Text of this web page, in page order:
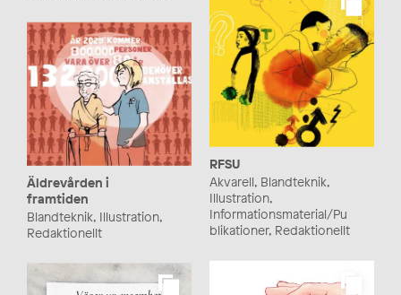
RFSU
Akvarell, Blandteknik,
Illustration,
Informationsmaterial/Pu
blikationer, Redaktionellt
Äldrevården i
framtiden
Blandteknik, Illustration,
Redaktionellt